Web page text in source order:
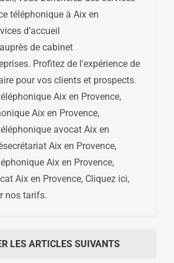
téléphonique à Aix en
d’accueil
de cabinet
Profitez de l'expérience de
pour vos clients et prospects.
Aix en Provence,
Aix en Provence,
avocat Aix en
Aix en Provence,
Aix en Provence,
Aix en Provence, Cliquez ici,
nos tarifs.
LES ARTICLES SUIVANTS